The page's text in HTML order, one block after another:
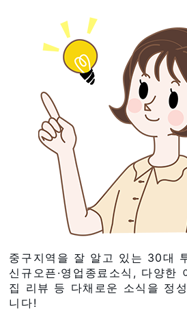
중구지역을 잘 알고 있는 30대
신규오픈·영업종료소식, 다양한
집 리뷰 등 다채로운 소식을 정
니다!